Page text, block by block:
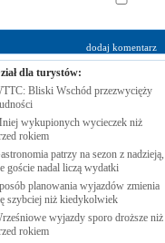
dla turystów:
Bliski Wschód przezwycięży
wykupionych wycieczek niż
rokiem
patrzy na sezon z nadzieją,
goście nadal liczą wydatki
planowania wyjazdów zmienia
szybciej niż kiedykolwiek
wyjazdy sporo droższe niż
rokiem